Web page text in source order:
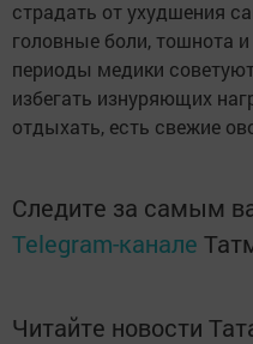
страдать от ухудшения
головные боли, тошнота
периоды медики
избегать изнуряющих
отдыхать, есть свежие
Следите за самым
Telegram-канале
Читайте новости